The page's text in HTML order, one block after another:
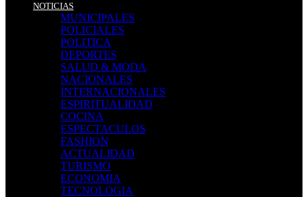
NOTICIAS
MUNICIPALES
POLICIALES
POLITICA
DEPORTES
SALUD & MODA
NACIONALES
INTERNACIONALES
ESPIRITUALIDAD
COCINA
ESPECTACULOS
FASHION
ACTUALIDAD
TURISMO
ECONOMIA
TECNOLOGIA